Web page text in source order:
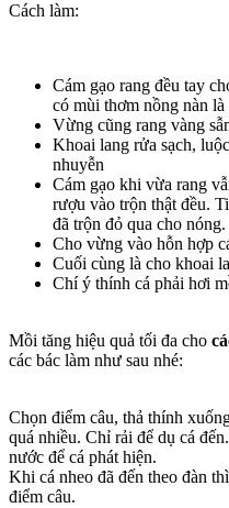
Cách làm:
Cám gạo rang đều tay
có mùi thơm nồng nàn
Vừng cũng rang vàng
Khoai lang rửa sạch,
nhuyễn
Cám gạo khi vừa rang
rượu vào trộn thật đều.
đã trộn đỏ qua cho nóng.
Cho vừng vào hỗn hợp
Cuối cùng là cho khoai
Chí ý thính cá phải hơi
Mồi tăng hiệu quả tối đa cho
các bác làm như sau nhé:
Chọn điểm câu, thả thính
quá nhiều. Chỉ rải để dụ cá
nước để cá phát hiện.
Khi cá nheo đã đến theo đàn
điểm câu.